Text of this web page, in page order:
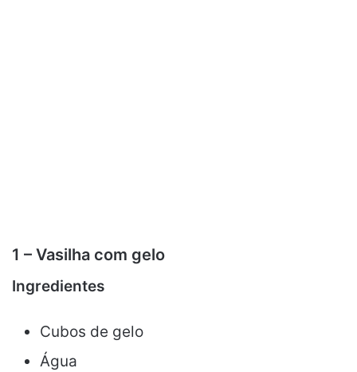
1 – Vasilha com gelo
Ingredientes
Cubos de gelo
Água